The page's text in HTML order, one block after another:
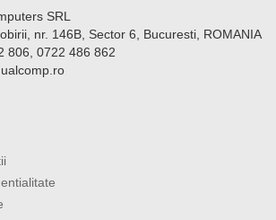
SRL
nr. 146B, Sector 6, Bucuresti, ROMANIA
806, 0722 486 862